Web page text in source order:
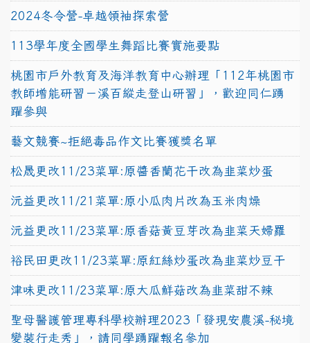
2024冬令營-卓越領袖探索營
113學年度全國學生舞蹈比賽實施要點
桃園市戶外教育及海洋教育中心辦理「112年桃園市
教師增能研習－溪百縱走登山研習」，歡迎同仁踴
躍參與
藝文競賽~拒絕毒品作文比賽獲獎名單
松晟更改11/23菜單:原醬香蘭花干改為韭菜炒蛋
沅益更改11/21菜單:原小瓜肉片改為玉米肉燥
沅益更改11/23菜單:原香菇黃豆芽改為韭菜天婦羅
裕民田更改11/23菜單:原紅絲炒蛋改為韭菜炒豆干
津味更改11/23菜單:原大瓜鮮菇改為韭菜甜不辣
聖母醫護管理專科學校辦理2023「發現安農溪-秘境
變裝行走秀」，請同學踴躍報名參加